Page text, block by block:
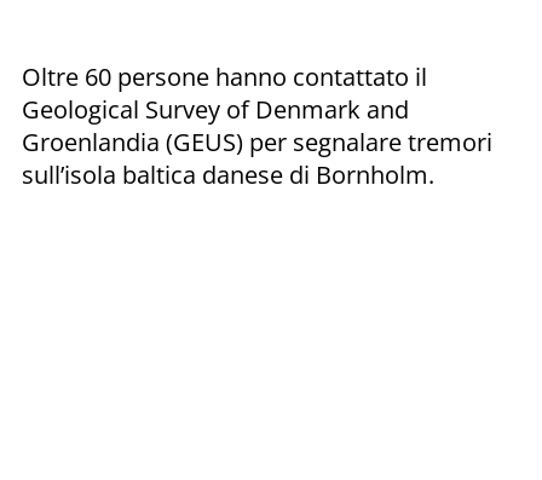
Oltre 60 persone hanno contattato il
Geological Survey of Denmark and
Groenlandia (GEUS) per segnalare tremori
sull’isola baltica danese di Bornholm.